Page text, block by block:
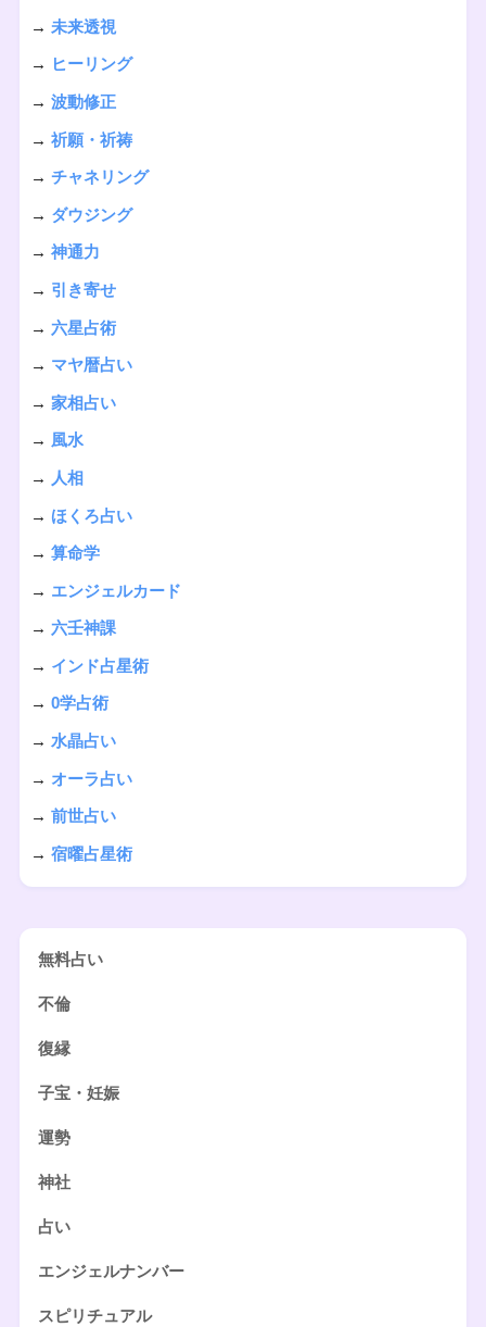
→ 未来透視
→ ヒーリング
→ 波動修正
→ 祈願・祈祷
→ チャネリング
→ ダウジング
→ 神通力
→ 引き寄せ
→ 六星占術
→ マヤ暦占い
→ 家相占い
→ 風水
→ 人相
→ ほくろ占い
→ 算命学
→ エンジェルカード
→ 六壬神課
→ インド占星術
→ 0学占術
→ 水晶占い
→ オーラ占い
→ 前世占い
→ 宿曜占星術
無料占い
不倫
復縁
子宝・妊娠
運勢
神社
占い
エンジェルナンバー
スピリチュアル